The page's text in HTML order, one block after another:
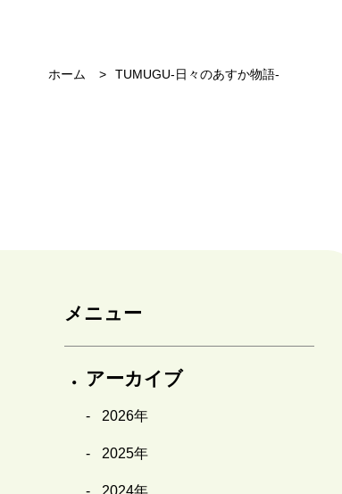
ホーム TUMUGU-日々のあすか物語-
メニュー
アーカイブ
2026年
2025年
2024年